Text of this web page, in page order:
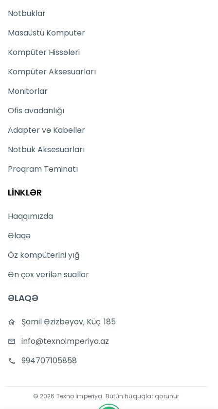
Notbuklar
Masaüstü Komputer
Kompüter Hissələri
Kompüter Aksesuarları
Monitorlar
Ofis avadanlığı
Adapter və Kabellər
Notbuk Aksesuarları
Proqram Təminatı
LİNKLƏR
Haqqımızda
Əlaqə
Öz kompüterini yığ
Ən çox verilən suallar
ƏLAQƏ
Şamil Əzizbəyov, Küç. 185
info@texnoimperiya.az
994707105858
© 2026 Texno İmperiya. Bütün hüquqlar qorunur